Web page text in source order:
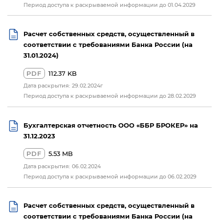
Период доступа к раскрываемой информации до 01.04.2029
Расчет собственных средств, осуществленный в
соответствии с требованиями Банка России (на
31.01.2024)
PDF 112.37 KB
Дата раскрытия: 29.02.2024г
Период доступа к раскрываемой информации до 28.02.2029
Бухгалтерская отчетность ООО «ББР БРОКЕР» на
31.12.2023
PDF 5.53 MB
Дата раскрытия: 06.02.2024
Период доступа к раскрываемой информации до 06.02.2029
Расчет собственных средств, осуществленный в
соответствии с требованиями Банка России (на